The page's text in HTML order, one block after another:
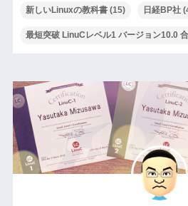
新しいLinuxの教科書(15) 日経BP社
最短突破 LinuCレベル1 バージョン10.0